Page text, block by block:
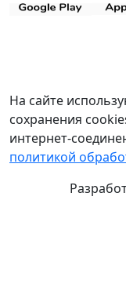
На сайте
сохранения
интернет-
политикой